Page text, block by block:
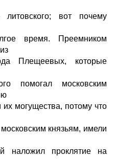
литовского; вот почему
время. Преемником
Плещеевых, которые
помогал московским
могущества, потому что
князьям, имели
наложил проклятие на